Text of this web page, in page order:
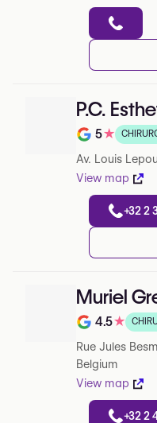
P.C.
Note de 5 sur
5★
Av. Louis
View map
+32 2
Muriel
Note de 4.5
4.5★
Rue Jules
Belgium
View map
+32 2